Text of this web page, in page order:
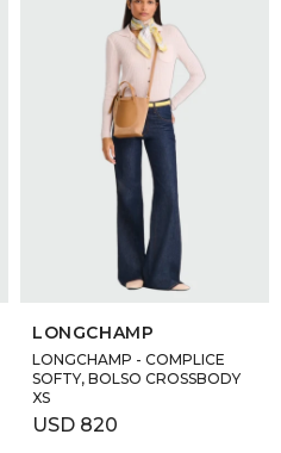
SELECCIONAR TALLE
LONGCHAMP
LONGCHAMP - COMPLICE
SOFTY, BOLSO CROSSBODY
XS
USD 820